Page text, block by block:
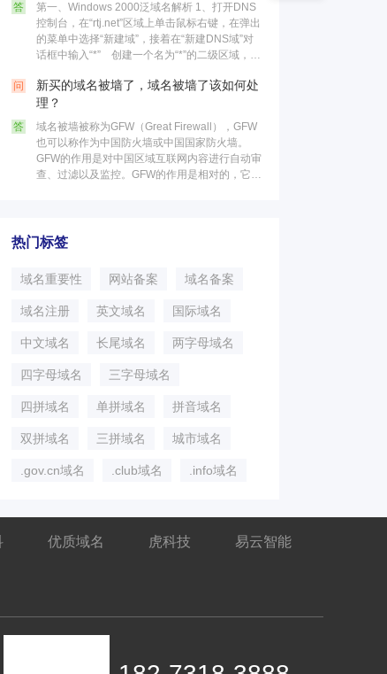
答
第一、Windows 2000泛域名解析 1、打开DNS
控制台，在“rtj.net”区域上单击鼠标右键，在弹出
的菜单中选择“新建域”，接着在“新建DNS域”对
话框中输入“*” 创建一个名为“*”的二级区域，最
问
新买的域名被墙了，域名被墙了该如何处
理？
答
域名被墙被称为GFW（Great Firewall），GFW
也可以称作为中国防火墙或中国国家防火墙。
GFW的作用是对中国区域互联网内容进行自动审
查、过滤以及监控。GFW的作用是相对的，它不
热门标签
域名重要性 网站备案 域名备案
域名注册 英文域名 国际域名
中文域名 长尾域名 两字母域名
四字母域名 三字母域名
四拼域名 单拼域名 拼音域名
双拼域名 三拼域名 城市域名
.gov.cn域名 .club域名 .info域名
优质域名 虎科技 易云智能